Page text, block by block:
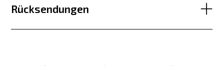
Rücksendungen